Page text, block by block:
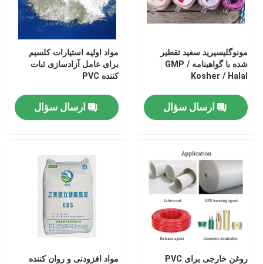
صفحه اصلی
فیلم های
نمایش واقعیت مجازی
درباره ما
مونوگلیسیرید سفید تقطیر
شده با گواهینامه GMP /
Kosher / Halal
ارسال سؤال
مواد اولیه استیارات کلسیم
برای عامل آزادسازی ثبات
کننده PVC
ارسال سؤال
روغن خارجی برای PVC
مواد افزودنی و روان کننده